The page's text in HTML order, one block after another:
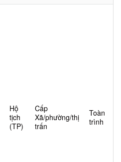
Hộ
tịch
(TP)
Cấp
Xã/phường/thị
trấn
Toàn
trình